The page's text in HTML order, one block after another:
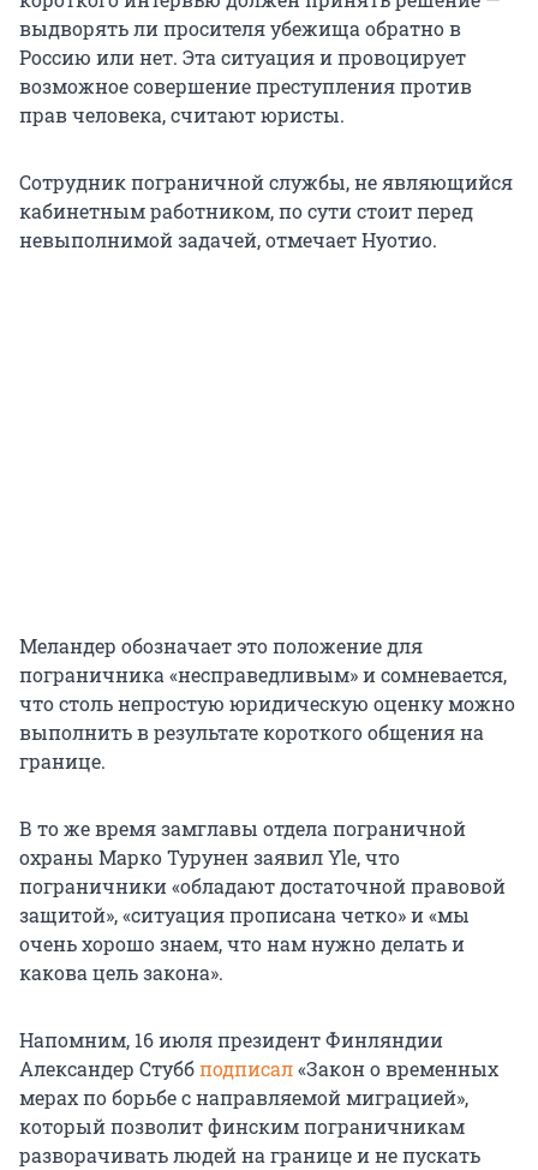
выдворять ли просителя убежища обратно в
Россию или нет. Эта ситуация и провоцирует
возможное совершение преступления против
прав человека, считают юристы.
Сотрудник пограничной службы, не являющийся
кабинетным работником, по сути стоит перед
невыполнимой задачей, отмечает Нуотио.
Меландер обозначает это положение для
пограничника «несправедливым» и сомневается,
что столь непростую юридическую оценку можно
выполнить в результате короткого общения на
границе.
В то же время замглавы отдела пограничной
охраны Марко Турунен заявил Yle, что
пограничники «обладают достаточной правовой
защитой», «ситуация прописана четко» и «мы
очень хорошо знаем, что нам нужно делать и
какова цель закона».
Напомним, 16 июля президент Финляндии
Александер Стуббподписал«Закон о временных
мерах по борьбе с направляемой миграцией»,
который позволит финским пограничникам
разворачивать людей на границе и не пускать